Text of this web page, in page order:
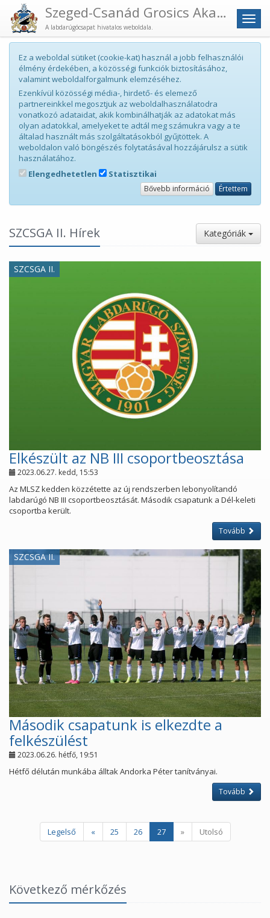
Menü
Szeged-Csanád Grosics Akadémia
A labdarúgócsapat hivatalos weboldala.
Ez a weboldal sütiket (cookie-kat) használ a jobb felhasználói
élmény érdekében, a közösségi funkciók biztosításához,
valamint weboldalforgalmunk elemzéséhez.
Ezenkívül közösségi média-, hirdető- és elemező
partnereinkkel megosztjuk az weboldalhasználatodra
vonatkozó adataidat, akik kombinálhatják az adatokat más
olyan adatokkal, amelyeket te adtál meg számukra vagy a te
általad használt más szolgáltatásokból gyűjtöttek. A
weboldalon való böngészés folytatásával hozzájárulsz a sütik
használatához.
Elengedhetetlen
Statisztikai
Bővebb információ Értettem
SZCSGA II. Hírek Kategóriák
SZCSGA II.
Elkészült az NB III csoportbeosztása
2023.06.27. kedd, 15:53
Az MLSZ kedden közzétette az új rendszerben lebonyolítandó
labdarúgó NB III csoportbeosztását. Második csapatunk a Dél-keleti
csoportba került.
Tovább
SZCSGA II.
Második csapatunk is elkezdte a
felkészülést
2023.06.26. hétfő, 19:51
Hétfő délután munkába álltak Andorka Péter tanítványai.
Tovább
Legelső « 25 26 27 » Utolsó
Következő mérkőzés